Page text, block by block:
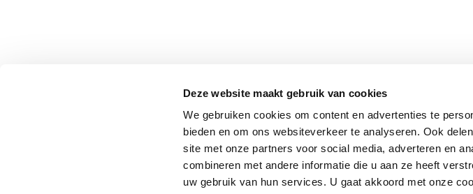
Deze website maakt gebruik van cookies
We gebruiken cookies om content en advertenties te
bieden en om ons websiteverkeer te analyseren. Ook
site met onze partners voor social media, adverteren en
combineren met andere informatie die u aan ze heeft
uw gebruik van hun services. U gaat akkoord met onze